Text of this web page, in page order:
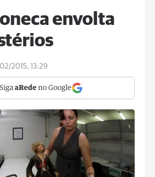
envolta
2015, 13:29
Siga aRede no Google